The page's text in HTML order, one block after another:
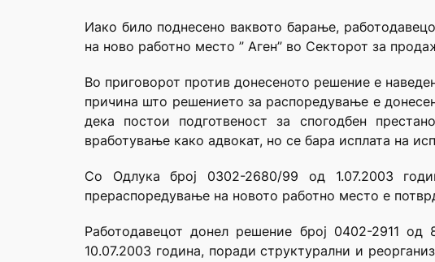
Иако било поднесено ваквото барање,
на ново работно место ” Аген” во Секторот за
Во приговорот против донесеното решение е
причина што решението за распоредување е
дека постои подготвеност за спогодбен
вработување како адвокат, но се бара исплата на
Со Одлука број 0302-2680/99 од 1.07.2003
прераспоредување на новото работно место е
Работодавецот донел решение број 0402-2911
10.07.2003 година, поради структурални и